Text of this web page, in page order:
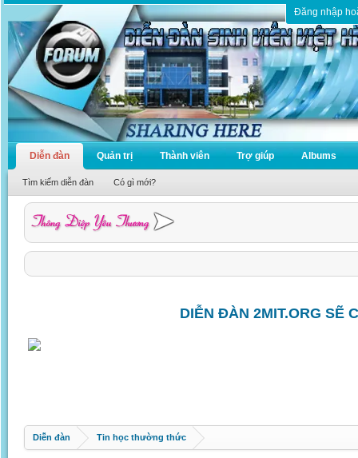
Đăng nhập
Diễn đàn
Tìm kiếm diễn đàn Có gì mới?
Quản trị Thành viên Trợ giúp Albums
DIỄN ĐÀN 2MIT.ORG SẼ
Diễn đàn Tin học thường thức